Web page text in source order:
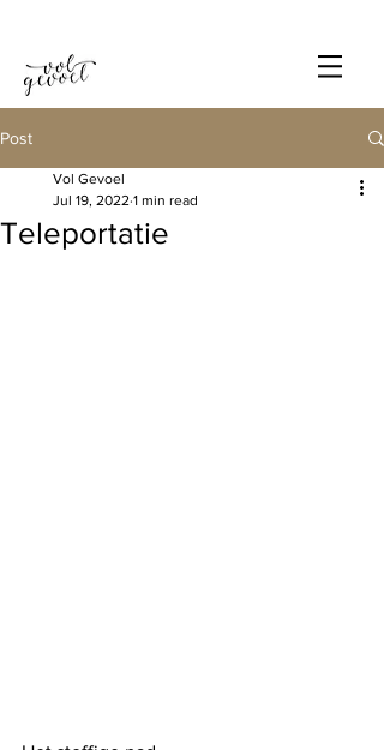
Post
Teleportatie
Vol Gevoel
Jul 19, 2022 1 min read